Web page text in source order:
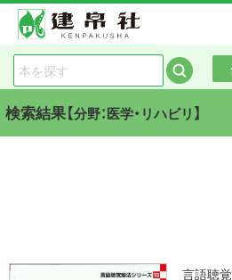
検索結果【分野：医学・リハビリ】
言語聴